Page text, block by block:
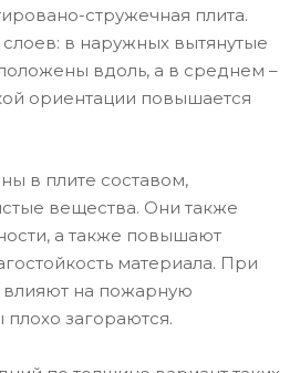
стружечная плита.
слоев: в наружных вытянутые
вдоль, а в среднем –
ориентации повышается
в плите составом,
вещества. Они также
а также повышают
материала. При
на пожарную
плохо загораются.